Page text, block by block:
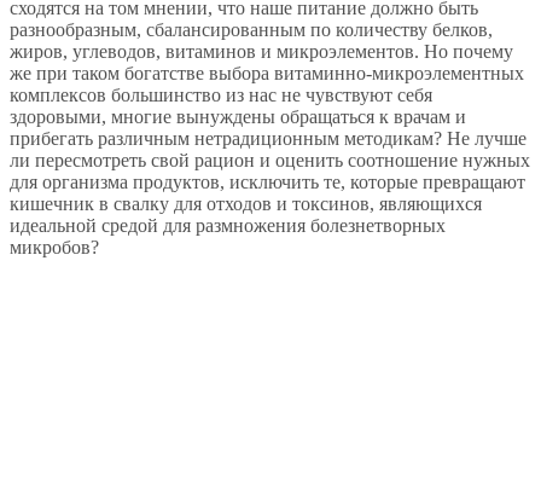
сходятся на том мнении, что наше питание должно быть
разнообразным, сбалансированным по количеству белков,
жиров, углеводов, витаминов и микроэлементов. Но почему
же при таком богатстве выбора витаминно-микроэлементных
комплексов большинство из нас не чувствуют себя
здоровыми, многие вынуждены обращаться к врачам и
прибегать различным нетрадиционным методикам? Не лучше
ли пересмотреть свой рацион и оценить соотношение нужных
для организма продуктов, исключить те, которые превращают
кишечник в свалку для отходов и токсинов, являющихся
идеальной средой для размножения болезнетворных
микробов?